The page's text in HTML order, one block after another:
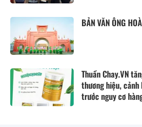
BẢN VĂN ÔNG
Thuần Chay.VN
thương hiệu,
trước nguy cơ